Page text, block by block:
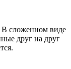
В сложенном виде
друг на друг